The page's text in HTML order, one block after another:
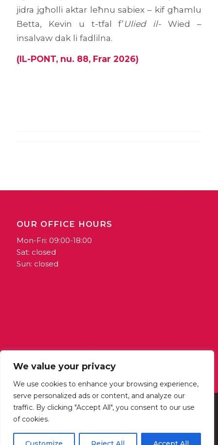
We value your privacy
We use cookies to enhance your browsing experience,
serve personalized ads or content, and analyze our
traffic. By clicking "Accept All", you consent to our use
of cookies.
jidra jgħolli aktar leħnu sabiex – kif għamlu
Betta, Kevin u t-tfal f’Ulied il-Wied –
insalvaw dak li fadlilna.
(IL-PONT, nu. 88, Frar 2026)
OUR OFFICE HOURS
Mon-Fri: 09:00-18:00
Sat: closed
Sun: closed
@ 2024 Horizons | Publishing arm of Outlook Coop | VAT: MT1389-6722